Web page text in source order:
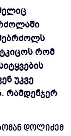
რომ
უკვე
რამდენჯერ
დოლიძემ